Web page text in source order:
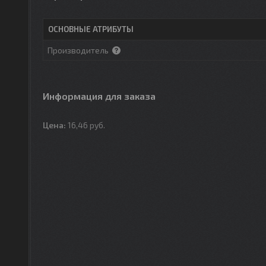
ОСНОВНЫЕ АТРИБУТЫ
Производитель
Информация для заказа
Цена: 16,46 руб.